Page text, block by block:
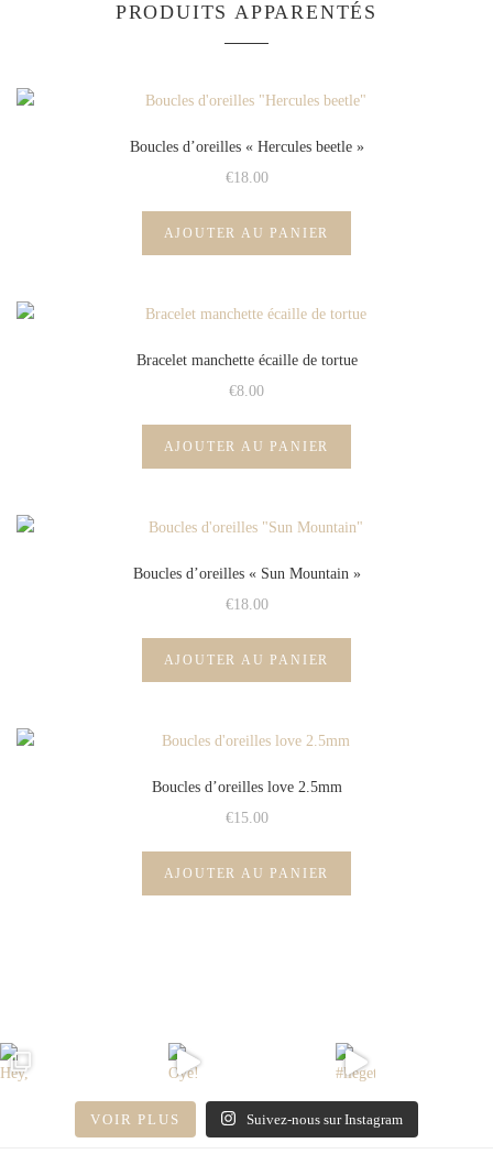
PRODUITS APPARENTÉS
Boucles d’oreilles « Hercules beetle »
€18.00
AJOUTER AU PANIER
Bracelet manchette écaille de tortue
€8.00
AJOUTER AU PANIER
Boucles d’oreilles « Sun Mountain »
€18.00
AJOUTER AU PANIER
Boucles d’oreilles love 2.5mm
€15.00
AJOUTER AU PANIER
VOIR PLUS Suivez-nous sur Instagram